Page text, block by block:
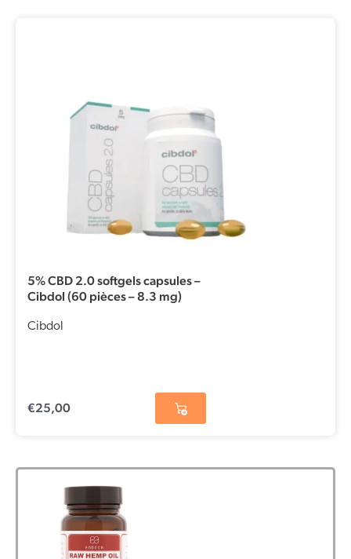
5% CBD 2.0 softgels capsules –
Cibdol (60 pièces – 8.3 mg)
Cibdol
€25,00